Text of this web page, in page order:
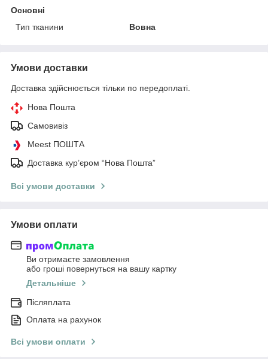
Основні
Тип тканини
Вовна
Умови доставки
Доставка здійснюється тільки по передоплаті.
Нова Пошта
Самовивіз
Meest ПОШТА
Доставка кур’єром “Нова Пошта”
Всі умови доставки
Умови оплати
Ви отримаєте замовлення
або гроші повернуться на вашу картку
Детальніше
Післяплата
Оплата на рахунок
Всі умови оплати